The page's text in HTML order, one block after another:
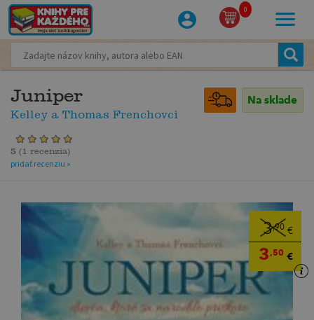
0
Juniper
Kelley a Thomas Frenchovci
Na sklade
5 ( 1 recenzia)
pridať recenziu »
3,90 €
3,50 €